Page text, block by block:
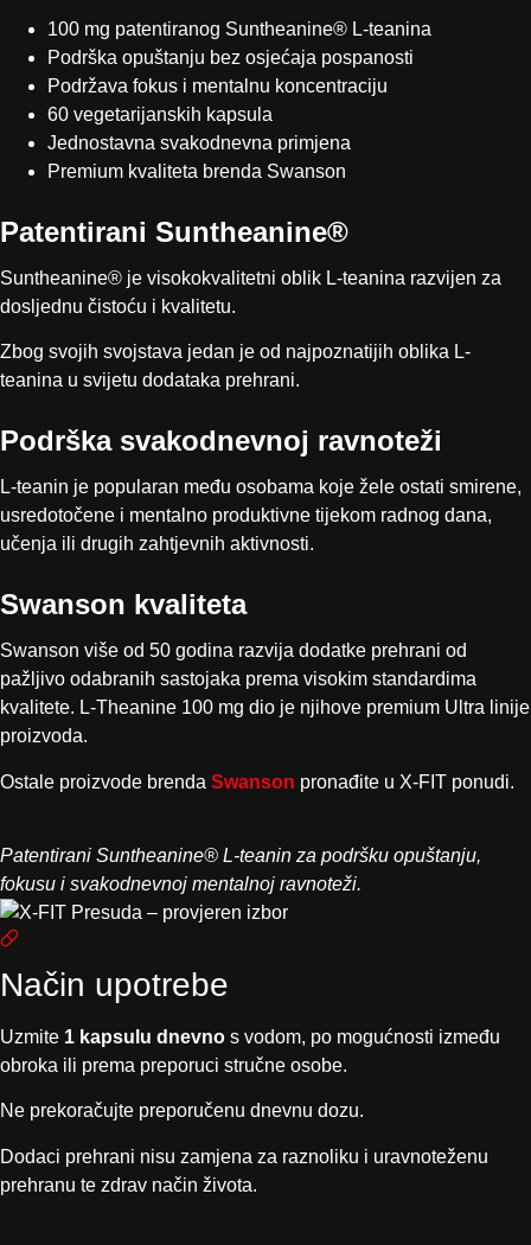
100 mg patentiranog Suntheanine® L-teanina
Podrška opuštanju bez osjećaja pospanosti
Podržava fokus i mentalnu koncentraciju
60 vegetarijanskih kapsula
Jednostavna svakodnevna primjena
Premium kvaliteta brenda Swanson
Patentirani Suntheanine®
Suntheanine® je visokokvalitetni oblik L-teanina razvijen za
dosljednu čistoću i kvalitetu.
Zbog svojih svojstava jedan je od najpoznatijih oblika L-
teanina u svijetu dodataka prehrani.
Podrška svakodnevnoj ravnoteži
L-teanin je popularan među osobama koje žele ostati smirene,
usredotočene i mentalno produktivne tijekom radnog dana,
učenja ili drugih zahtjevnih aktivnosti.
Swanson kvaliteta
Swanson više od 50 godina razvija dodatke prehrani od
pažljivo odabranih sastojaka prema visokim standardima
kvalitete. L-Theanine 100 mg dio je njihove premium Ultra linije
proizvoda.
Ostale proizvode brenda Swanson pronađite u X-FIT ponudi.
Patentirani Suntheanine® L-teanin za podršku opuštanju,
fokusu i svakodnevnoj mentalnoj ravnoteži.
Način upotrebe
Uzmite 1 kapsulu dnevno s vodom, po mogućnosti između
obroka ili prema preporuci stručne osobe.
Ne prekoračujte preporučenu dnevnu dozu.
Dodaci prehrani nisu zamjena za raznoliku i uravnoteženu
prehranu te zdrav način života.